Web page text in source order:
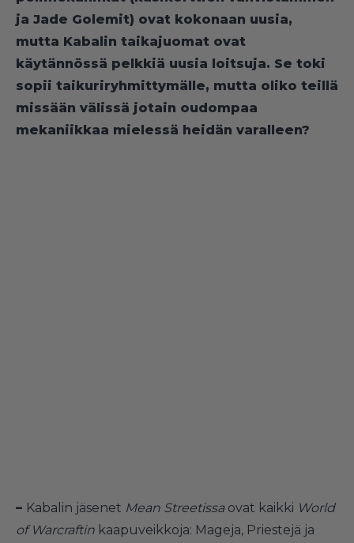
ja Jade Golemit) ovat kokonaan uusia,
mutta Kabalin taikajuomat ovat
käytännössä pelkkiä uusia loitsuja. Se toki
sopii taikuriryhmittymälle, mutta oliko teillä
missään välissä jotain oudompaa
mekaniikkaa mielessä heidän varalleen?
– Kabalin jäsenet Mean Streetissaovat kaikki World
of Warcraftin kaapuveikkoja: Mageja, Priestejä ja